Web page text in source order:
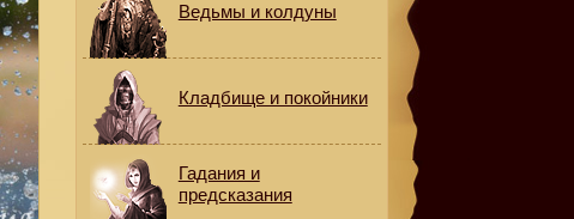
Ведьмы и колдуны
Кладбище и покойники
Гадания и
предсказания